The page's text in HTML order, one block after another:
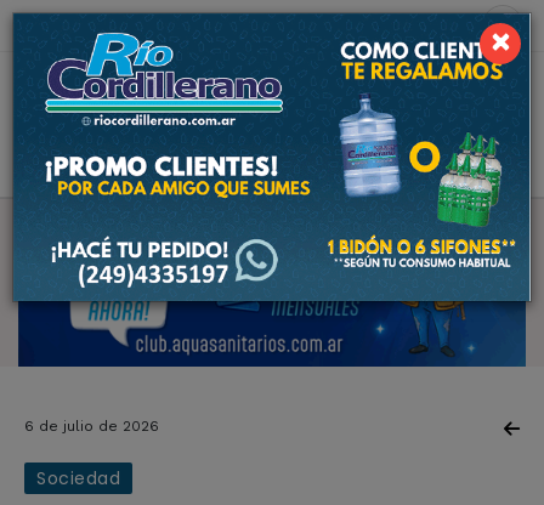
4.6 ºC 8 de agosto de 2026
6 de julio de 2026
Sociedad
×